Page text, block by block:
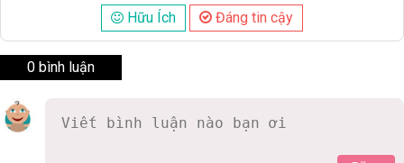
Hữu Ích
Đáng tin cậy
0 bình luận